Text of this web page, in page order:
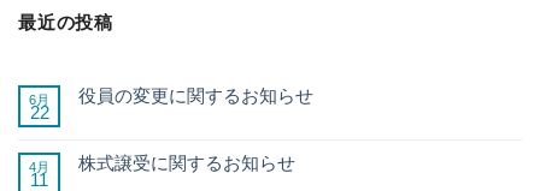
最近の投稿
22
6月 役員の変更に関するお知らせ
11
4月 株式譲受に関するお知らせ